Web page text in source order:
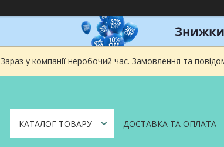
Зараз у компанії неробочий час. Замовлення та
КАТАЛОГ ТОВАРУ ДОСТАВКА ТА ОПЛАТА